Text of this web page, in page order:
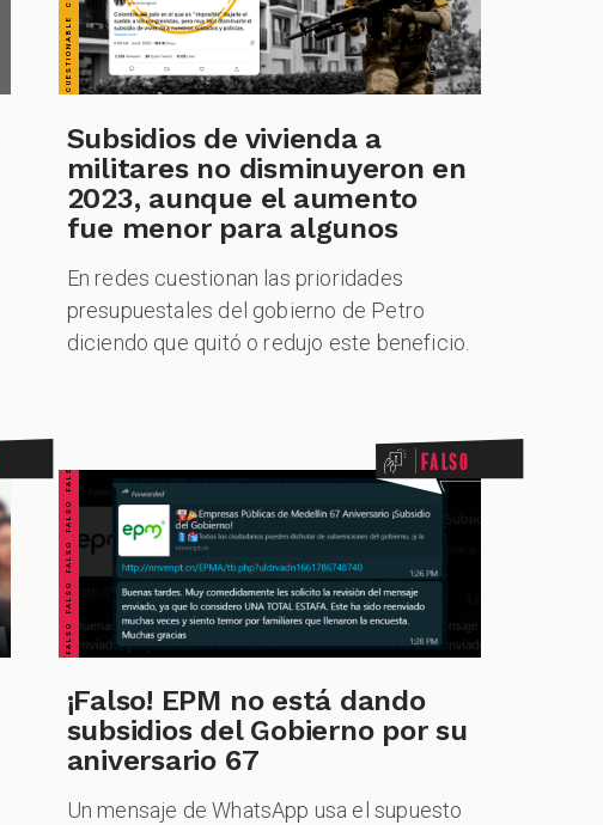
Subsidios de vivienda a
militares no disminuyeron en
2023, aunque el aumento
fue menor para algunos
En redes cuestionan las prioridades
presupuestales del gobierno de Petro
diciendo que quitó o redujo este beneficio.
FALSO FALSO FALSO FALSO FALSO FALSO FALSO Falso
¡Falso! EPM no está dando
subsidios del Gobierno por su
aniversario 67
Un mensaje de WhatsApp usa el supuesto